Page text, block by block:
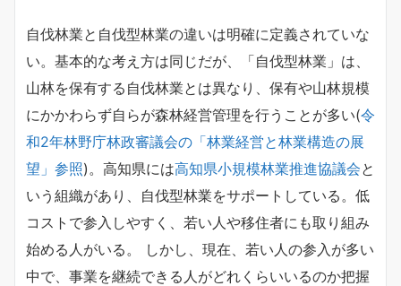
自伐林業と自伐型林業の違いは明確に定義されていな
い。基本的な考え方は同じだが、「自伐型林業」は、
山林を保有する自伐林業とは異なり、保有や山林規模
にかかわらず自らが森林経営管理を行うことが多い(令
和2年林野庁林政審議会の「林業経営と林業構造の展
望」参照)。高知県には高知県小規模林業推進協議会と
いう組織があり、自伐型林業をサポートしている。低
コストで参入しやすく、若い人や移住者にも取り組み
始める人がいる。 しかし、現在、若い人の参入が多い
中で、事業を継続できる人がどれくらいいるのか把握